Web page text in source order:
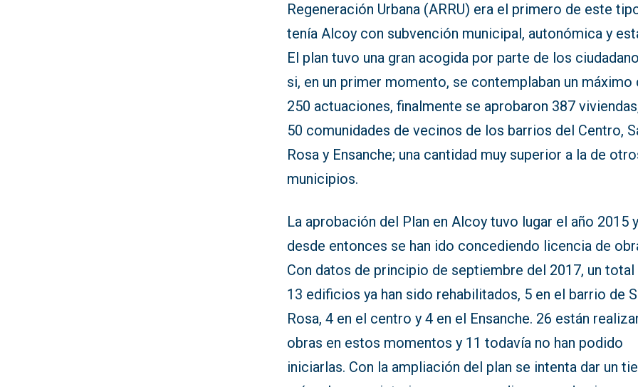
Regeneración Urbana (ARRU) era el primero de este
tenía Alcoy con subvención municipal, autonómica y
El plan tuvo una gran acogida por parte de los
si, en un primer momento, se contemplaban un máximo
250 actuaciones, finalmente se aprobaron 387
50 comunidades de vecinos de los barrios del Centro,
Rosa y Ensanche; una cantidad muy superior a la de
municipios.
La aprobación del Plan en Alcoy tuvo lugar el año 2015 y
desde entonces se han ido concediendo licencia de
Con datos de principio de septiembre del 2017, un total
13 edificios ya han sido rehabilitados, 5 en el barrio de
Rosa, 4 en el centro y 4 en el Ensanche. 26 están
obras en estos momentos y 11 todavía no han podido
iniciarlas. Con la ampliación del plan se intenta dar un